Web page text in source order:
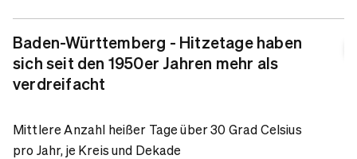
Baden-Württemberg - Hitzetage haben
sich seit den 1950er Jahren mehr als
verdreifacht
Mittlere Anzahl heißer Tage über 30 Grad Celsius
pro Jahr, je Kreis und Dekade